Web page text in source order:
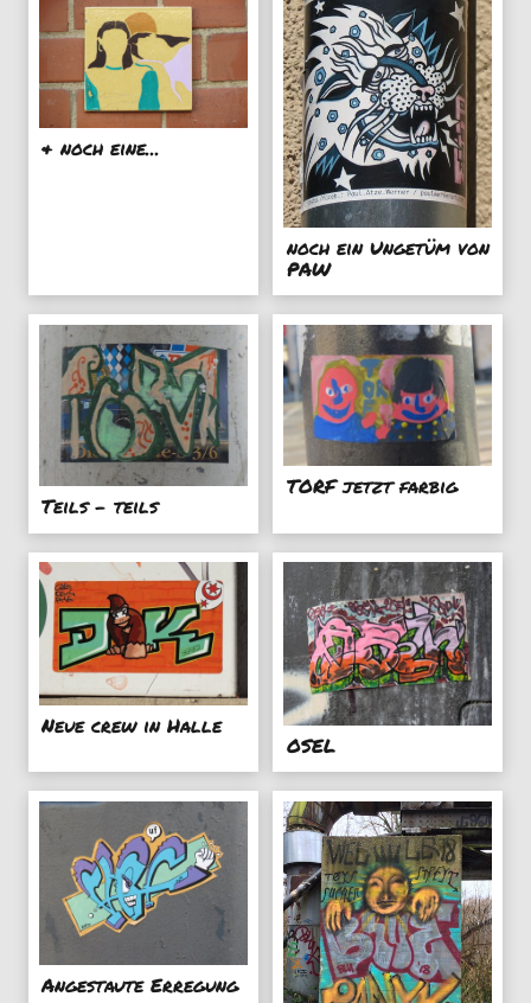
& noch eine...
noch ein Ungetüm von
PAW
Teils - teils
TORF jetzt farbig
Neue crew in Halle
OSEL
Angestaute Erregung